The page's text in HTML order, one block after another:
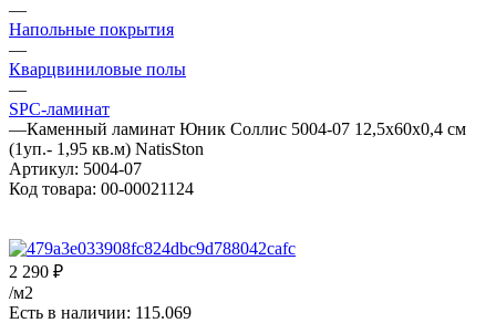
—
Напольные покрытия
—
Кварцвиниловые полы
—
SPC-ламинат
—Каменный ламинат Юник Соллис 5004-07 12,5x60x0,4 см
(1уп.- 1,95 кв.м) NatisSton
Артикул: 5004-07
Код товара: 00-00021124
2 290 ₽
/м2
Есть в наличии: 115.069